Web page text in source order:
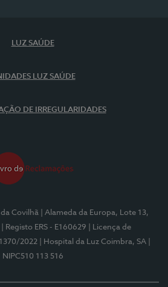
LUZ SAÚDE
LUZ SAÚDE
DE IRREGULARIDADES
Covilhã
| Alameda da Europa, Lote 13,
| Registo ERS - E160629
| Licença de
2022
| Hospital da Luz Coimbra, SA
NIPC510 113 516